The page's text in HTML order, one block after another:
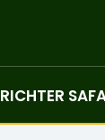
RICHTER